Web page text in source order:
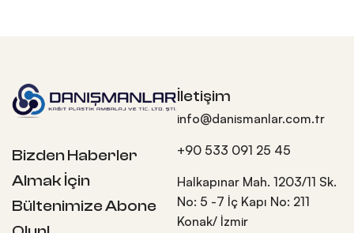
Bizden Haberler
Almak İçin
Bültenimize Abone
İletişim
info@danismanlar.com.tr
+90 533 091 25 45
Halkapınar Mah. 1203/11 Sk.
No: 5 -7 İç Kapı No: 211
Konak/ İzmir